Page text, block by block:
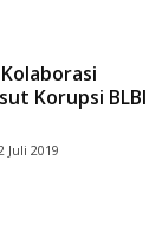
Korupsi BLBI
Juli 2019